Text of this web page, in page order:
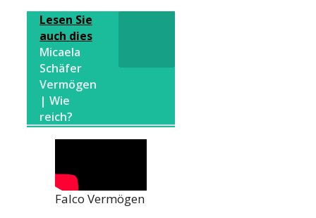
Lesen Sie
auch dies
Micaela
Schäfer
Vermögen
| Wie
reich?
Falco Vermögen